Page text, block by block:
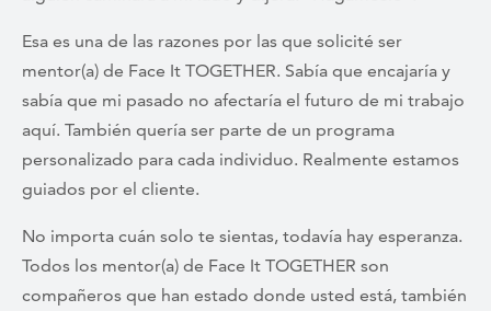
Esa es una de las razones por las que solicité ser
mentor(a) de Face It TOGETHER. Sabía que encajaría y
sabía que mi pasado no afectaría el futuro de mi trabajo
aquí. También quería ser parte de un programa
personalizado para cada individuo. Realmente estamos
guiados por el cliente.
No importa cuán solo te sientas, todavía hay esperanza.
Todos los mentor(a) de Face It TOGETHER son
compañeros que han estado donde usted está, también